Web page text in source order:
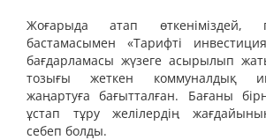
Жоғарыда атап өткеніміздей,
бастамасымен «Тарифті
бағдарламасы жүзеге асырылып
тозығы жеткен коммуналдық
жаңартуға бағытталған. Бағаны
ұстап тұру желілердің
себеп болды.